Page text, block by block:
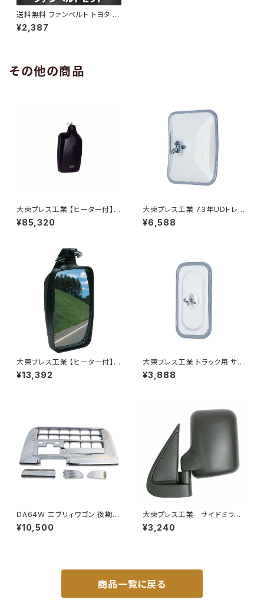
送料無料 ファンベルト トヨタ カ
ローラフィールダー 型式NZE12
1G H12.08～H15.06 （国内トッ
¥2,387
その他の商品
大東プレス工業 【ヒーター付】ハ
イウェイリモコンミラー DI-712
1CXE
¥85,320
大東プレス工業 73年UDトレー
ラーミラーL013 （P付） DI-52
¥6,588
大東プレス工業 【ヒーター付】ハ
イウェイミラー ヒーター付 100
¥13,392
大東プレス工業 トラック用 サイ
ドミラー/バックミラー J08 330
X170 L012 DI-7
¥3,888
DA64W エブリィワゴン 後期型
平成22年5月～ フロント バンパ
ー メッキ グリル セット PZター
¥10,500
大東プレス工業 サイドミラー/
バックミラー ダイハツ ハイ
ゼット トラック 左 99年～
¥3,240
商品一覧に戻る